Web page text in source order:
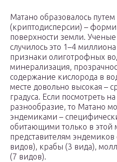
Матано образовалось
(криптодисперсии) –
поверхности земли.
случилось это 1–4
признаки олиготрофных
минерализация,
содержание кислорода в
месте довольно высокая –
градуса. Если посмотреть
разнообразие, то Матано
эндемиками –
обитающими только в этой
представителям эндемиков
видов), крабы (3 вида),
(7 видов).